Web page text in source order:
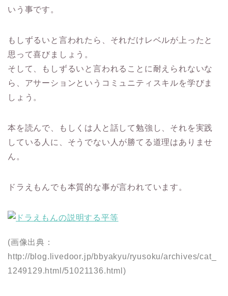
いう事です。
もしずるいと言われたら、それだけレベルが上ったと
思って喜びましょう。
そして、もしずるいと言われることに耐えられないな
ら、アサーションというコミュニティスキルを学びま
しょう。
本を読んで、もしくは人と話して勉強し、それを実践
している人に、そうでない人が勝てる道理はありませ
ん。
ドラえもんでも本質的な事が言われています。
(画像出典：
http://blog.livedoor.jp/bbyakyu/ryusoku/archives/cat_
1249129.html/51021136.html)